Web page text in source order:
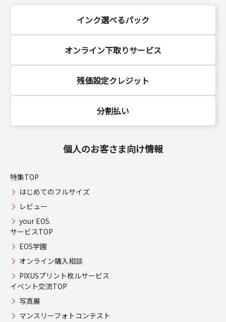
インク選べるパック
オンライン下取りサービス
残価設定クレジット
分割払い
個人のお客さま向け情報
特集TOP
はじめてのフルサイズ
レビュー
your EOS.
サービスTOP
EOS学園
オンライン購入相談
PIXUSプリント枚ルサービス
イベント交流TOP
写真展
マンスリーフォトコンテスト